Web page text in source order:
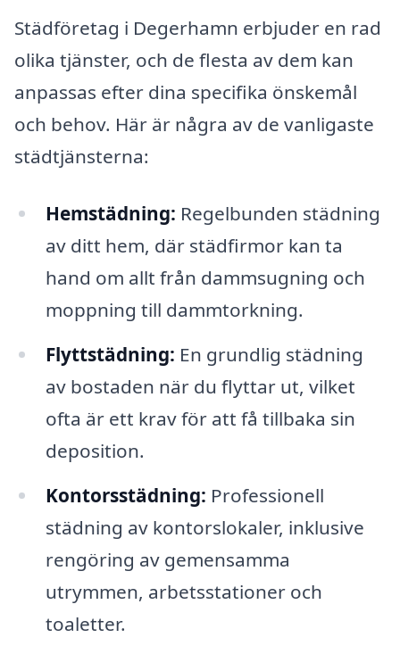
Städföretag i Degerhamn erbjuder en rad
olika tjänster, och de flesta av dem kan
anpassas efter dina specifika önskemål
och behov. Här är några av de vanligaste
städtjänsterna:
Hemstädning: Regelbunden städning
av ditt hem, där städfirmor kan ta
hand om allt från dammsugning och
moppning till dammtorkning.
Flyttstädning: En grundlig städning
av bostaden när du flyttar ut, vilket
ofta är ett krav för att få tillbaka sin
deposition.
Kontorsstädning: Professionell
städning av kontorslokaler, inklusive
rengöring av gemensamma
utrymmen, arbetsstationer och
toaletter.